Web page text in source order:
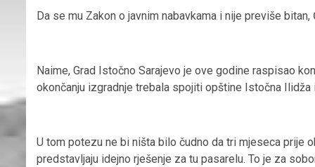
Da se mu Zakon o javnim nabavkama i nije previše
Naime, Grad Istočno Sarajevo je ove godine raspisao
okončanju izgradnje trebala spojiti opštine Istočna Ilidža
U tom potezu ne bi ništa bilo čudno da tri mjeseca prije
predstavljaju idejno rješenje za tu pasarelu. To je za